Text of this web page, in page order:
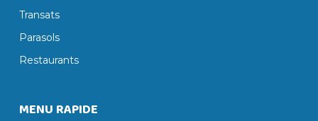
Transats
Parasols
Restaurants
MENU RAPIDE